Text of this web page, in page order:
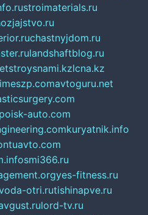
stroimaterials.ru
chastnyjdom.ru
landshaftblog.ru
stroysnami.kzlcna.kz
avtoguru.net
poisk-auto.com
kuryatnik.info
smi366.ru
yes-fitness.ru
otri.rutishinapve.ru
lord-tv.ru